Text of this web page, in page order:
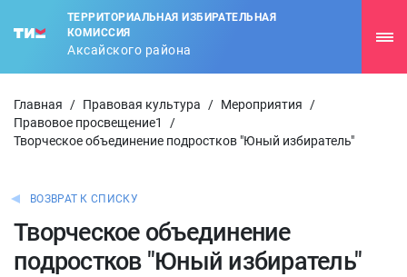
ТЕРРИТОРИАЛЬНАЯ ИЗБИРАТЕЛЬНАЯ
КОМИССИЯ
Аксайского района
Главная / Правовая культура / Мероприятия
/
Правовое просвещение1
/
Творческое объединение подростков "Юный избиратель"
ВОЗВРАТ К СПИСКУ
Творческое объединение
подростков "Юный избиратель"